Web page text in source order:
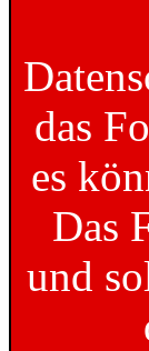
das
es
Das
und